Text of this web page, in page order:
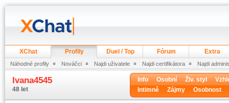
XChat Profily Duel / Top Fórum Extra
Náhodné profily Nováčci Najdi uživatele Najdi certifikátora Najdi
Ivana4545
48 let
Info Osobní Živ. styl
Intimně
Zájmy Osobnost